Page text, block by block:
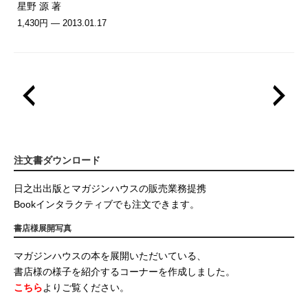
星野 源 著
1,430円 — 2013.01.17
注文書ダウンロード
日之出出版とマガジンハウスの販売業務提携
Bookインタラクティブでも注文できます。
書店様展開写真
マガジンハウスの本を展開いただいている、
書店様の様子を紹介するコーナーを作成しました。
こちらよりご覧ください。